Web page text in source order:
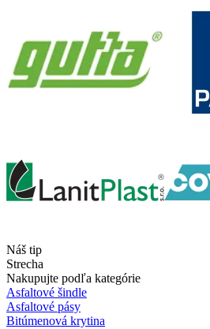
Náš tip
Strecha
Nakupujte podľa kategórie
Asfaltové šindle
Asfaltové pásy
Bitúmenová krytina